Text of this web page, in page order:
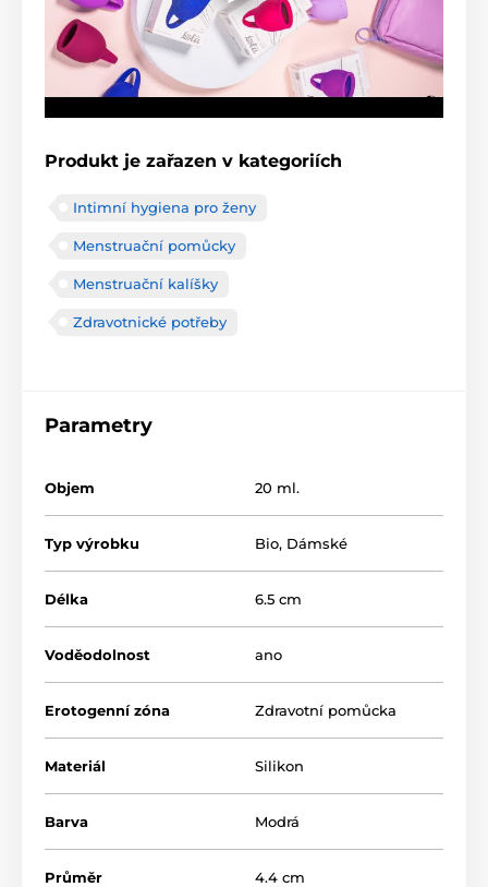
Produkt je zařazen v kategoriích
Intimní hygiena pro ženy
Menstruační pomůcky
Menstruační kalíšky
Zdravotnické potřeby
Parametry
Objem 20 ml.
Typ výrobku Bio, Dámské
Délka 6.5 cm
Voděodolnost ano
Erotogenní zóna Zdravotní pomůcka
Materiál Silikon
Barva Modrá
Průměr 4.4 cm